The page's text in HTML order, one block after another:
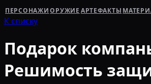
ПЕРСОНАЖИ ОРУЖИЕ АРТЕФАКТЫ
К списку
Подарок
Решимость